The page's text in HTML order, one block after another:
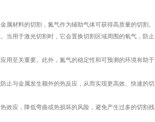
材料的切割，氮气作为辅助气体可获得高质量的切割。
当用于激光切割时，它会置换切割区域周围的氧气，防止
用至关重要。此外，氮气的稳定性和可预测的环境有助于
止与金属发生额外的热反应，从而实现更高效、快速的切
效应，降低弯曲或热损坏的风险，避免产生过多的切割残